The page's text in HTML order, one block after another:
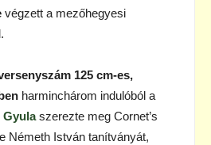
végzett a mezőhegyesi
125 cm-es,
harminchárom indulóból a
Gyula szerezte meg Cornet’s
Németh István tanítványát,